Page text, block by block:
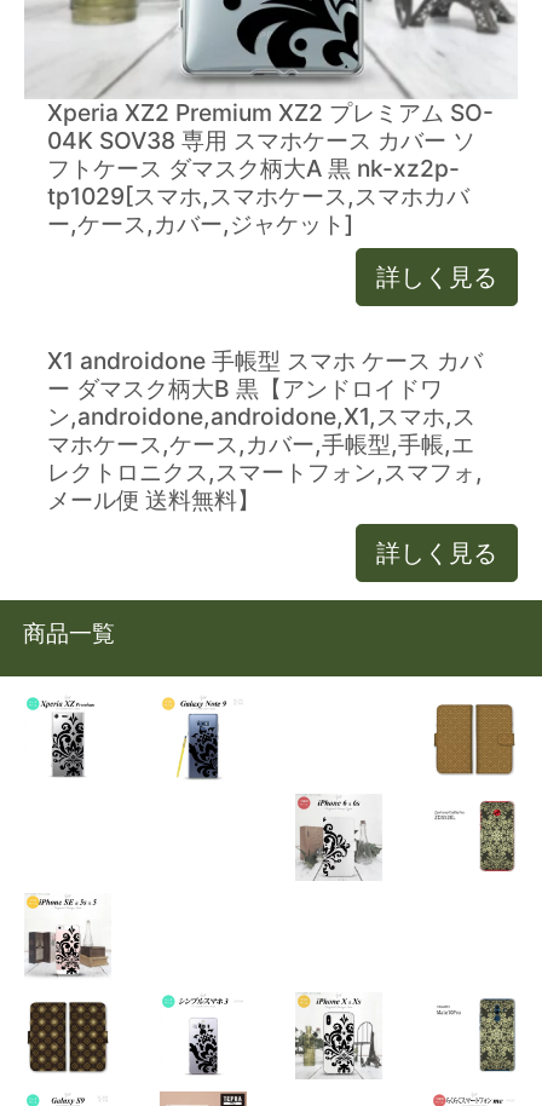
Xperia XZ2 Premium XZ2 プレミアム SO-
04K SOV38 専用 スマホケース カバー ソ
フトケース ダマスク柄大A 黒 nk-xz2p-
tp1029[スマホ,スマホケース,スマホカバ
ー,ケース,カバー,ジャケット]
詳しく見る
X1 androidone 手帳型 スマホ ケース カバ
ー ダマスク柄大B 黒【アンドロイドワ
ン,androidone,androidone,X1,スマホ,ス
マホケース,ケース,カバー,手帳型,手帳,エ
レクトロニクス,スマートフォン,スマフォ,
メール便 送料無料】
詳しく見る
商品一覧